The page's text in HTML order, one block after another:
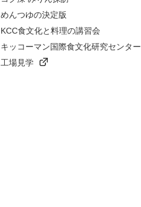
めんつゆの決定版
KCC食文化と料理の講習会
キッコーマン国際食文化研究センター
工場見学